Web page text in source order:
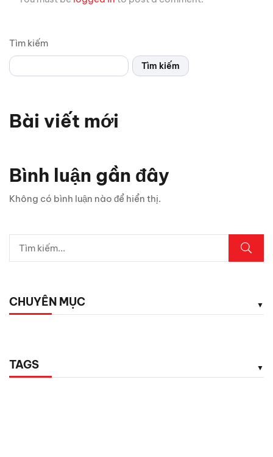
Tìm kiếm
Tìm kiếm
Bài viết mới
Bình luận gần đây
Không có bình luận nào để hiển thị.
CHUYÊN MỤC
TAGS